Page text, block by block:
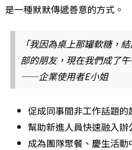
是一種默默傳遞善意的方式。
「我因為桌上那罐軟糖，
部的朋友，現在我們成了午
——企業使用者E小姐
促成同事間非工作話題的
幫助新進人員快速融入辦
成為團隊聚餐、慶生活動